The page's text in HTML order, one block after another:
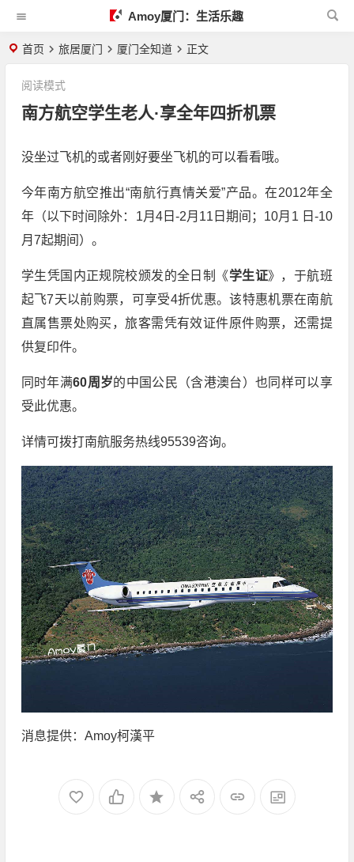
Amoy厦门：生活乐趣
首页 旅居厦门 厦门全知道 正文
南方航空学生老人·享全年四折机票
阅读模式
没坐过飞机的或者刚好要坐飞机的可以看看哦。
今年南方航空推出“南航行真情关爱”产品。在2012年全
年（以下时间除外：1月4日-2月11日期间；10月1 日-10
月7起期间）。
学生凭国内正规院校颁发的全日制《学生证》，于航班
起飞7天以前购票，可享受4折优惠。该特惠机票在南航
直属售票处购买，旅客需凭有效证件原件购票，还需提
供复印件。
同时年满60周岁的中国公民（含港澳台）也同样可以享
受此优惠。
详情可拨打南航服务热线95539咨询。
消息提供：Amoy柯漢平